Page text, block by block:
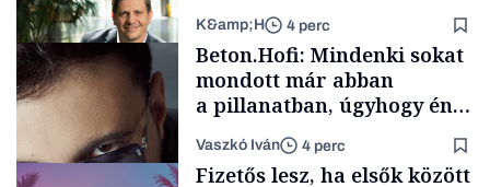
Politika
TÁMOGATÓI
K&amp;H 4 perc
Beton.Hofi: Mindenki sokat
mondott már abban
a pillanatban, úgyhogy én
a legsarkosabb
gondolataimat akartam
kimondani
Vaszkó Iván 4 perc
Fizetős lesz, ha elsők között